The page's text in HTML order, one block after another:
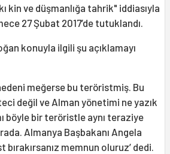
kin ve düşmanlığa tahrik" iddiasıyla
27 Şubat 2017’de tutuklandı.
konuyla ilgili şu açıklamayı
meğerse bu teröristmiş. Bu
değil ve Alman yönetimi ne yazık
böyle bir teröristle aynı teraziye
Almanya Başbakanı Angela
bırakırsanız memnun oluruz’ dedi.